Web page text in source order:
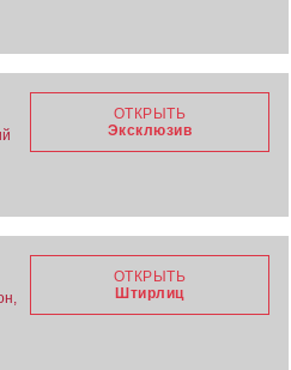
ОТКРЫТЬ
Эксклюзив
ОТКРЫТЬ
Штирлиц